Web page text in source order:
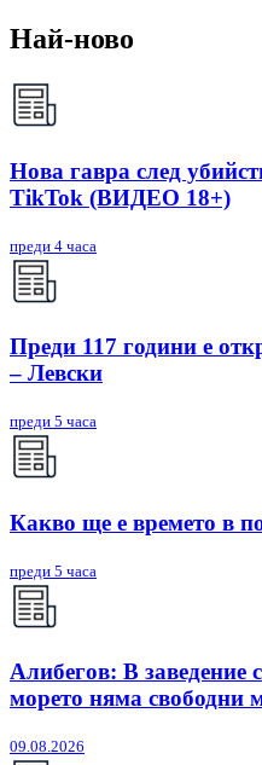
Най-ново
Нова гавра след
TikTok (ВИДЕО 18+)
преди 4 часа
Преди 117 години е
– Левски
преди 5 часа
Какво ще е времето в
преди 5 часа
Алибегов: В заведение
морето няма свободни
09.08.2026